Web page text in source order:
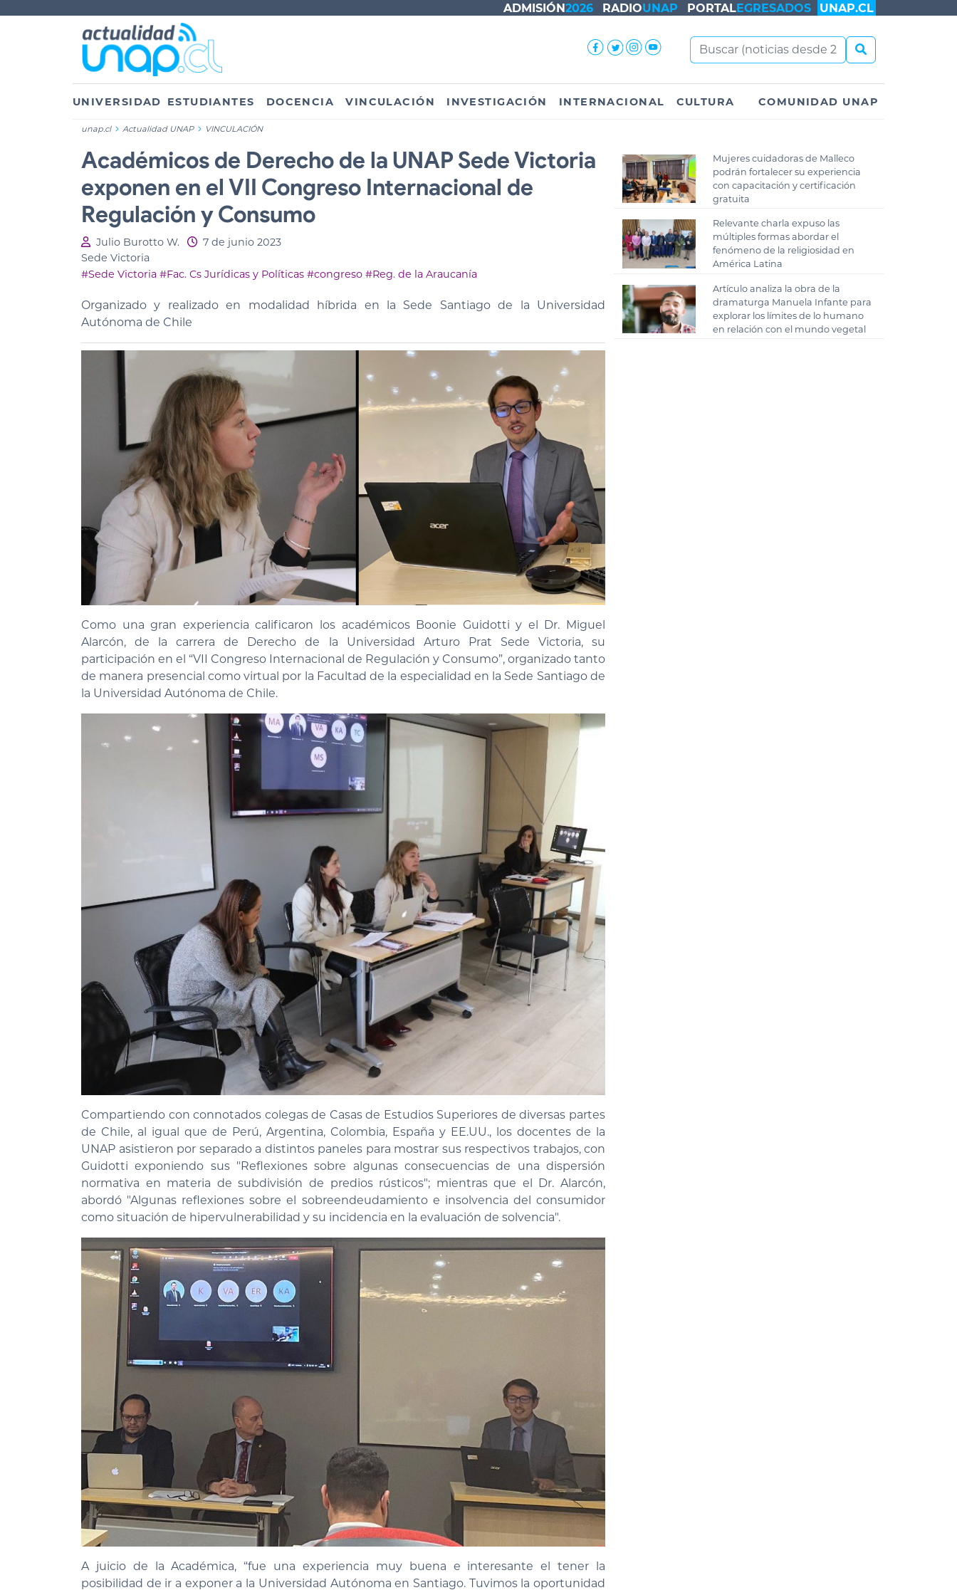
ADMISIÓN2026 RADIOUNAP PORTALEGRESADOS UNAP.CL
UNIVERSIDAD ESTUDIANTES DOCENCIA VINCULACIÓN INVESTIGACIÓN INTERNACIONAL CULTURA COMUNIDAD UNAP
unap.cl Actualidad UNAP VINCULACIÓN
Académicos de Derecho de la UNAP Sede Victoria
exponen en el VII Congreso Internacional de
Regulación y Consumo
Julio Burotto W.
7 de junio 2023
Sede Victoria
#Sede Victoria #Fac. Cs Jurídicas y Políticas #congreso #Reg. de la Araucanía
Organizado y realizado en modalidad híbrida en la Sede Santiago de la Universidad
Autónoma de Chile
Como una gran experiencia calificaron los académicos Boonie Guidotti y el Dr. Miguel
Alarcón, de la carrera de Derecho de la Universidad Arturo Prat Sede Victoria, su
participación en el “VII Congreso Internacional de Regulación y Consumo”, organizado tanto
de manera presencial como virtual por la Facultad de la especialidad en la Sede Santiago de
la Universidad Autónoma de Chile.
Compartiendo con connotados colegas de Casas de Estudios Superiores de diversas partes
de Chile, al igual que de Perú, Argentina, Colombia, España y EE.UU., los docentes de la
UNAP asistieron por separado a distintos paneles para mostrar sus respectivos trabajos, con
Guidotti exponiendo sus "Reflexiones sobre algunas consecuencias de una dispersión
normativa en materia de subdivisión de predios rústicos"; mientras que el Dr. Alarcón,
abordó "Algunas reflexiones sobre el sobreendeudamiento e insolvencia del consumidor
como situación de hipervulnerabilidad y su incidencia en la evaluación de solvencia".
A juicio de la Académica, “fue una experiencia muy buena e interesante el tener la
posibilidad de ir a exponer a la Universidad Autónoma en Santiago. Tuvimos la oportunidad
Mujeres cuidadoras de Malleco
podrán fortalecer su experiencia
con capacitación y certificación
gratuita
Relevante charla expuso las
múltiples formas abordar el
fenómeno de la religiosidad en
América Latina
Artículo analiza la obra de la
dramaturga Manuela Infante para
explorar los límites de lo humano
en relación con el mundo vegetal